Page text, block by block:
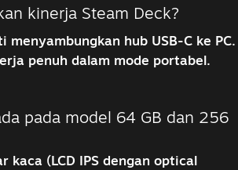
kinerja Steam Deck?
hub USB-C ke PC.
penuh dalam mode portabel.
pada model 64 GB dan 256
kaca (LCD IPS dengan optical